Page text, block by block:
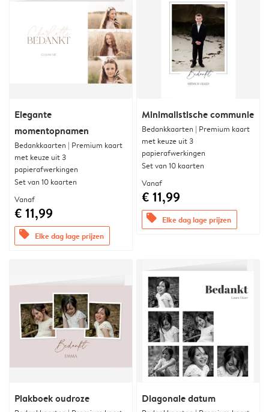
Elegante
momentopnamen
Bedankkaarten | Premium kaart
met keuze uit 3
papierafwerkingen
Set van 10 kaarten
Vanaf
€ 11,99
offers Elke dag lage prijzen
Minimalistische communie
Bedankkaarten | Premium kaart
met keuze uit 3
papierafwerkingen
Set van 10 kaarten
Vanaf
€ 11,99
offers Elke dag lage prijzen
Plakboek oudroze Diagonale datum